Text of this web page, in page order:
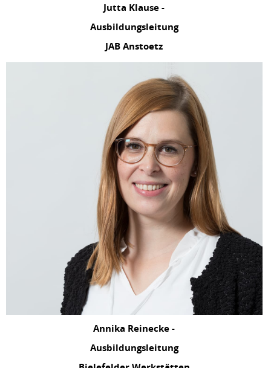
Jutta Klause -
Ausbildungsleitung
JAB Anstoetz
Annika Reinecke -
Ausbildungsleitung